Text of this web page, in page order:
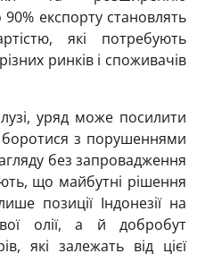
експорту становлять
які потребують
ринків і споживачів
уряд може посилити
з порушеннями
без запровадження
що майбутні рішення
позиції Індонезії на
олії, а й добробут
які залежать від цієї